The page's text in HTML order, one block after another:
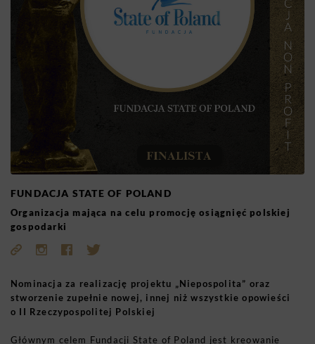
FUNDACJA STATE OF POLAND
Organizacja mająca na celu promocję osiągnięć polskiej
gospodarki
Nominacja za realizację projektu „Niepospolita” oraz
stworzenie zupełnie nowej, innej niż wszystkie opowieści
o II Rzeczypospolitej Polskiej
Głównym celem Fundacji State of Poland jest kreowanie